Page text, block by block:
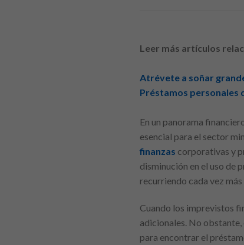
Leer más artículos
Atrévete a soñar
Préstamos personales
En un panorama
esencial para el sector
finanzas corporativas y
disminución en el uso de
recurriendo cada vez
Cuando los imprevistos
adicionales. No
para encontrar el